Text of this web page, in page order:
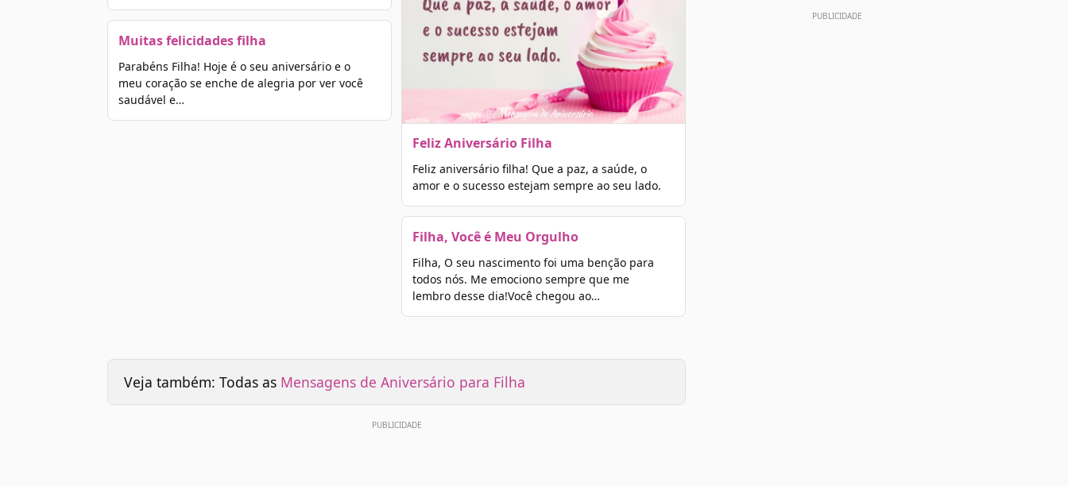
Muitas felicidades filha
Parabéns Filha! Hoje é o seu aniversário e o
meu coração se enche de alegria por ver você
saudável e…
Feliz Aniversário Filha
Feliz aniversário filha! Que a paz, a saúde, o
amor e o sucesso estejam sempre ao seu lado.
Filha, Você é Meu Orgulho
Filha, O seu nascimento foi uma benção para
todos nós. Me emociono sempre que me
lembro desse dia!Você chegou ao…
Veja também: Todas as Mensagens de Aniversário para Filha